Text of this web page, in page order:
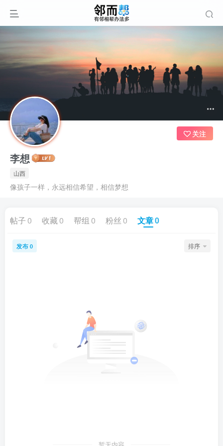
李想
山西
像孩子一样，永远相信希望，相信梦想
关注
帖子 0 收藏 0 帮组 0 粉丝 0 文章0
发布 0 排序